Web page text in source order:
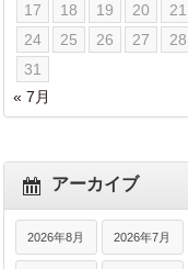
17
18 19 20 21
24
25 26 27 28
31
« 7月
アーカイブ
2026年8月 2026年7月